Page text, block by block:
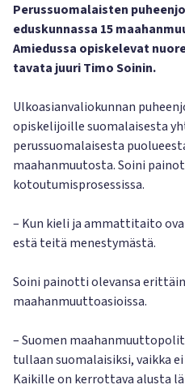
Perussuomalaisten
eduskunnassa 15
Amiedussa opiskelevat
tavata juuri Timo Soinin.
Ulkoasianvaliokunnan
opiskelijoille suomalaisesta
perussuomalaisesta
maahanmuutosta. Soini
kotoutumisprosessissa.
– Kun kieli ja ammattitaito
estä teitä menestymästä.
Soini painotti olevansa
maahanmuuttoasioissa.
– Suomen
tullaan suomalaisiksi, vaikka
Kaikille on kerrottava alusta